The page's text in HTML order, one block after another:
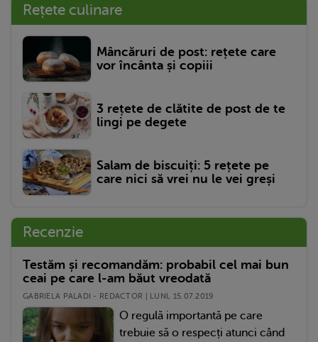
Rețete culinare
Mâncăruri de post: rețete care
vor încânta și copiii
3 rețete de clătite de post de te
lingi pe degete
Salam de biscuiți: 5 rețete pe
care nici să vrei nu le vei greși
Recenzie
Testăm și recomandăm: probabil cel mai bun
ceai pe care l-am băut vreodată
GABRIELA PALADI - REDACTOR | LUNI, 15.07.2019
O regulă importantă pe care
trebuie să o respecți atunci când